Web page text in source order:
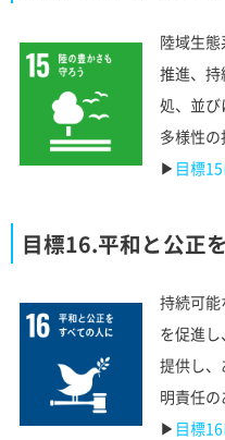
陸域生
推進、
処、並
多様性
▶︎ 目標
目標16.平和と公正
持続可
を促進
提供し
明責任
▶︎ 目標